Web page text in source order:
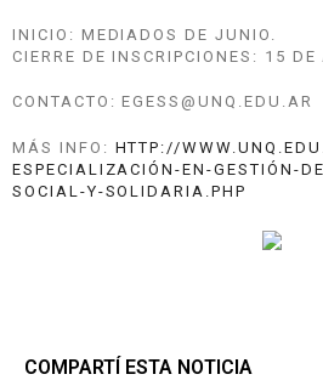
INICIO: MEDIADOS DE JUNIO.
CIERRE DE INSCRIPCIONES: 15 DE
CONTACTO: EGESS@UNQ.EDU.AR
MÁS INFO: HTTP://
ESPECIALIZACIÓN-EN-GESTIÓN-D
SOCIAL-Y-SOLIDARIA.PHP
COMPARTÍ ESTA NOTICIA